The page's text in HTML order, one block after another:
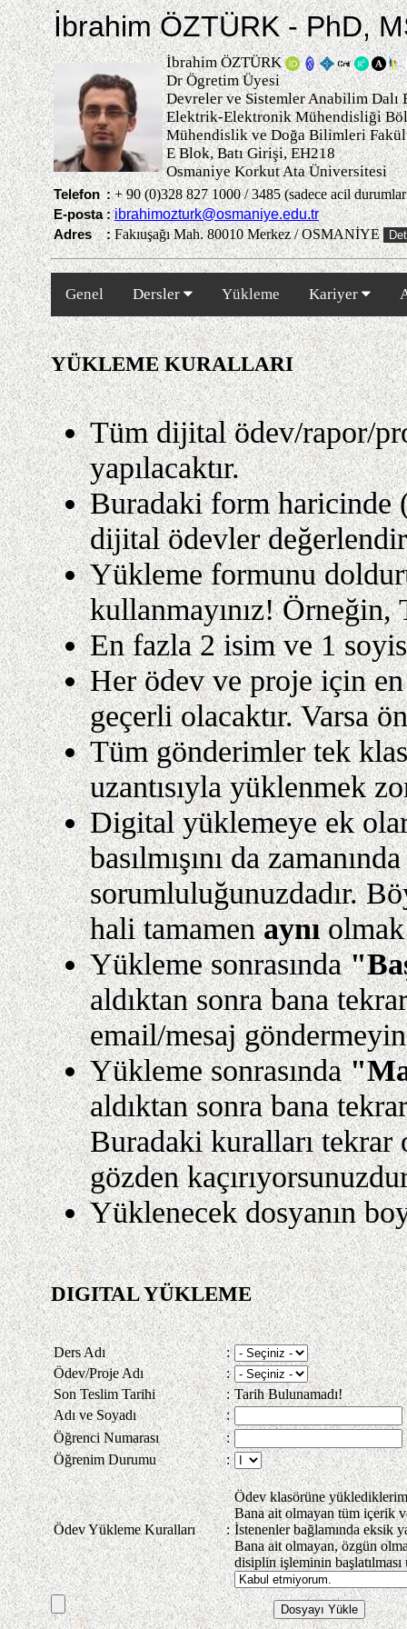
İbrahim ÖZTÜRK - PhD,
İbrahim ÖZTÜRK
Dr Ögretim Üyesi
Devreler ve Sistemler Anabilim Dalı
Elektrik-Elektronik Mühendisliği
Mühendislik ve Doğa Bilimleri
E Blok, Batı Girişi, EH218
Osmaniye Korkut Ata Üniversitesi
Telefon : + 90 (0)328 827 1000 / 3485 (sadece acil
E-posta : ibrahimozturk@osmaniye.edu.tr
Adres
: Fakıuşağı Mah. 80010 Merkez / OSMANİYE
Genel Dersler Yükleme Kariyer
YÜKLEME KURALLARI
Tüm dijital ödev/rapor/
yapılacaktır.
Buradaki form
dijital ödevler
Yükleme formunu
kullanmayınız!
En fazla 2 isim ve 1
Her ödev ve proje için
geçerli olacaktır. Varsa
Tüm gönderimler tek
uzantısıyla yüklenmek
Digital yüklemeye ek
basılmışını da
sorumluluğunuzdadır.
hali tamamenaynıolmak
Yükleme sonrasında
aldıktan sonra bana
email/mesaj
Yükleme sonrasında
aldıktan sonra bana
Buradaki kuralları
gözden
Yüklenecek dosyanın
DIGITAL YÜKLEME
Ders Adı
:
Ödev/Proje Adı
:
Son Teslim Tarihi
: Tarih Bulunamadı!
Adı ve Soyadı
:
Öğrenci Numarası
:
Öğrenim Durumu
:
Ödev Yükleme Kuralları :
Ödev klasörüne
Bana ait olmayan tüm içerik
İstenenler bağlamında eksik
Bana ait olmayan, özgün
disiplin işleminin